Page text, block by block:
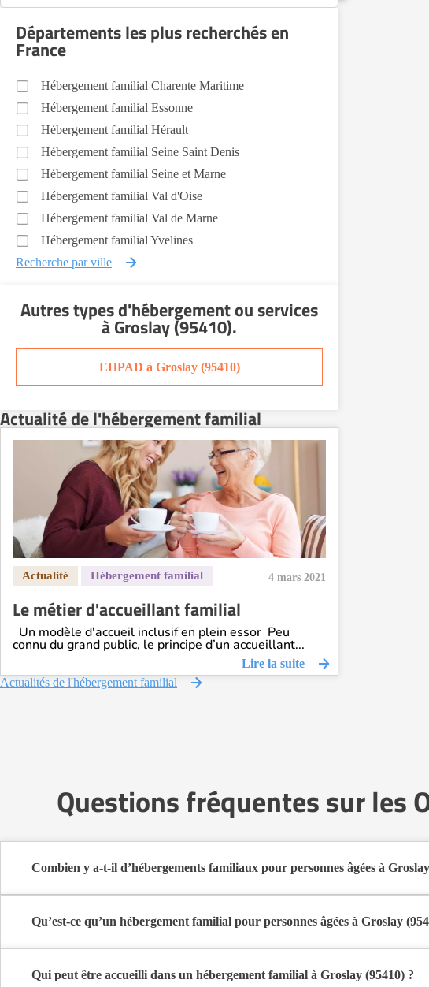
Départements les plus recherchés en
France
Hébergement familial Charente Maritime
Hébergement familial Essonne
Hébergement familial Hérault
Hébergement familial Seine Saint Denis
Hébergement familial Seine et Marne
Hébergement familial Val d'Oise
Hébergement familial Val de Marne
Hébergement familial Yvelines
Recherche par ville
Autres types d'hébergement ou services
à Groslay (95410).
EHPAD à Groslay (95410)
Actualité de l'hébergement familial
4 mars 2021
Le métier d'accueillant familial
Un modèle d'accueil inclusif en plein essor Peu
connu du grand public, le principe d’un accueillant...
Lire la suite
Actualités de l'hébergement familial
Questions fréquentes sur les
Combien y a-t-il d’hébergements familiaux pour personnes âgées à
Ces structures offrent un cadre de vie chaleureux et sécurisant, idéal pour les
Qu’est-ce qu’un hébergement familial pour personnes âgées à Groslay
Elle y bénéficie d’un cadre de vie convivial, de repas partagés, d’une présence
Qui peut être accueilli dans un hébergement familial à Groslay (95410) ?